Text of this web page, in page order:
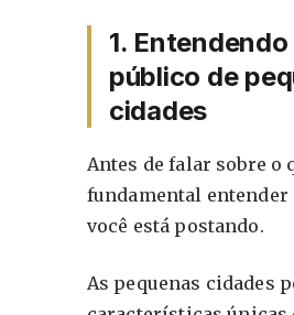
1. Entendendo
público de
cidades
Antes de falar sobre o
fundamental entender
você está postando.
As pequenas cidades